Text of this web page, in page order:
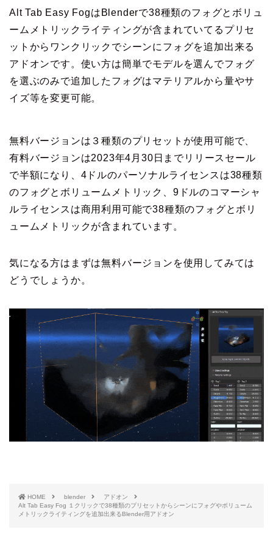
Alt Tab Easy FogはBlenderで38種類のフォグとボリュ
ームメトリックライティングが含まれていてるプリセ
ットからワンクリックでシーンにフォグを追加出来る
アドオンです。使い方は簡単でモデルを選んでフォグ
を選ぶのみで追加したフォグはマテリアルから量やサ
イズ等を変更可能。
無料バージョンは３種類のプリセットが使用可能で、
有料バージョンは2023年4月30日までリリースセール
で半額になり、4ドルのパーソナルライセンスは38種類
のフォグとボリュームメトリック、9ドルのコマーシャ
ルライセンスは商用利用可能で38種類のフォグとボリ
ュームメトリックが含まれています。
気になる方はまずは無料バージョンを使用してみては
どうでしょうか。
HOME blender
アドオン
Alt Tab Easy Fog １クリックで38種類のプリセットからシーンにフォグやボリューム
メトリックライティングを追加出来るBlender用アドオン